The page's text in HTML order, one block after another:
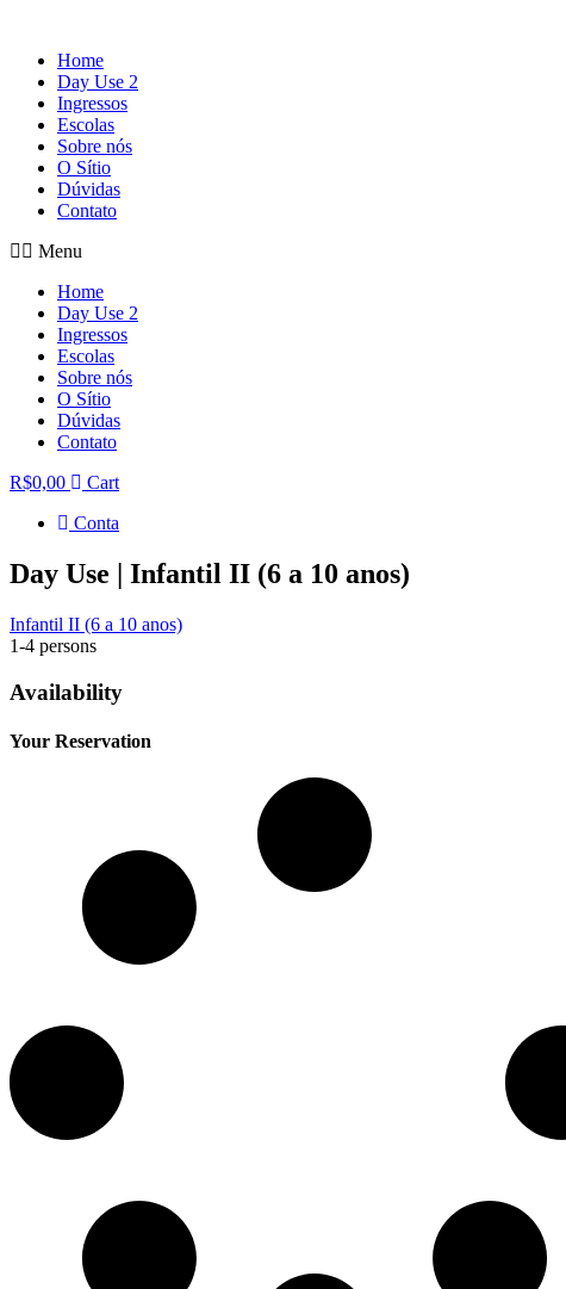
Home
Day Use 2
Ingressos
Escolas
Sobre nós
O Sítio
Dúvidas
Contato
Menu
Home
Day Use 2
Ingressos
Escolas
Sobre nós
O Sítio
Dúvidas
Contato
R$0,00
Cart
Conta
Day Use | Infantil II (6 a 10 anos)
Infantil II (6 a 10 anos)
1-4 persons
Availability
Your Reservation